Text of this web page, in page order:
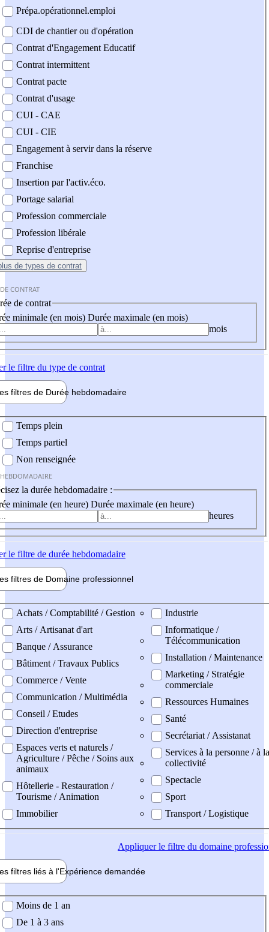
Prépa.opérationnel.emploi
CDI de chantier ou d'opération
Contrat d'Engagement Educatif
Contrat intermittent
Contrat pacte
Contrat d'usage
CUI - CAE
CUI - CIE
Engagement à servir dans la réserve
Franchise
Insertion par l'activ.éco.
Portage salarial
Profession commerciale
Profession libérale
Reprise d'entreprise
de types de contrat
CONTRAT
de contrat
minimale (en mois) Durée maximale (en mois)
mois
le filtre du type de contrat
filtres de Durée hebdomadaire
Temps plein
Temps partiel
Non renseignée
la durée hebdomadaire :
minimale (en heure) Durée maximale (en heure)
heures
le filtre de durée hebdomadaire
filtres de Domaine professionnel
professionel
Achats / Comptabilité / Gestion
Arts / Artisanat d'art
Banque / Assurance
Bâtiment / Travaux Publics
Commerce / Vente
Communication / Multimédia
Conseil / Etudes
Direction d'entreprise
Espaces verts et naturels /
Agriculture / Pêche / Soins aux
animaux
Hôtellerie - Restauration /
Tourisme / Animation
Immobilier
Industrie
Informatique /
Télécommunication
Installation / Maintenance
Marketing / Stratégie
commerciale
Ressources Humaines
Santé
Secrétariat / Assistanat
Services à la personne / à la
collectivité
Spectacle
Sport
Transport / Logistique
Appliquerle filtre du domaine
filtres liés à l'Expérience demandée
demandée
Moins de 1 an
De 1 à 3 ans